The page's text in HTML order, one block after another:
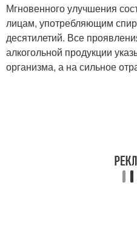
Мгновенного улучшения
лицам, употребляющим
десятилетий. Все
алкогольной продукции
организма, а на сильное